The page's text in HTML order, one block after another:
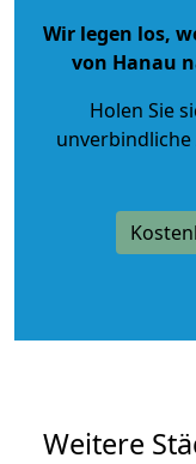
Wir legen los,
von Hanau
Holen Sie
Weitere